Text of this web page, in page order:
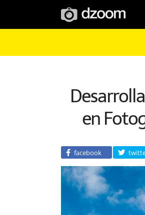
en
facebook